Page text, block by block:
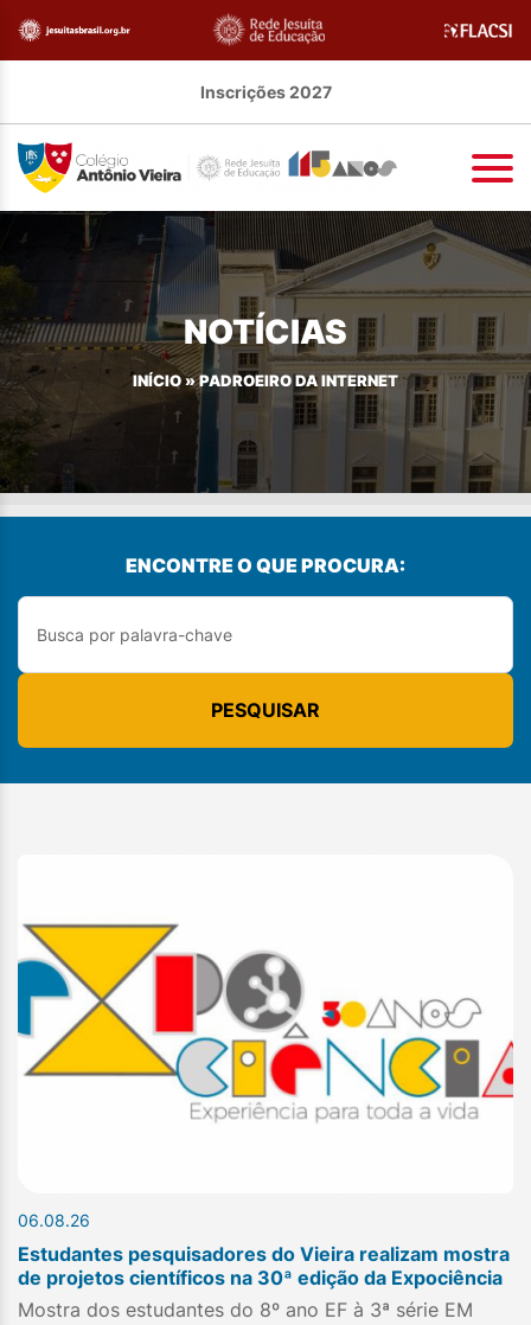
Inscrições 2027
NOTÍCIAS
INÍCIO»PADROEIRO DA INTERNET
ENCONTRE O QUE PROCURA:
PESQUISAR
06.08.26
Estudantes pesquisadores do Vieira realizam mostra
de projetos científicos na 30ª edição da Expociência
Mostra dos estudantes do 8º ano EF à 3ª série EM